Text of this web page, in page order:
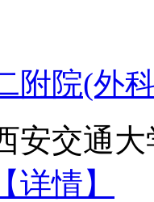
附院(外
交通大
【详情】